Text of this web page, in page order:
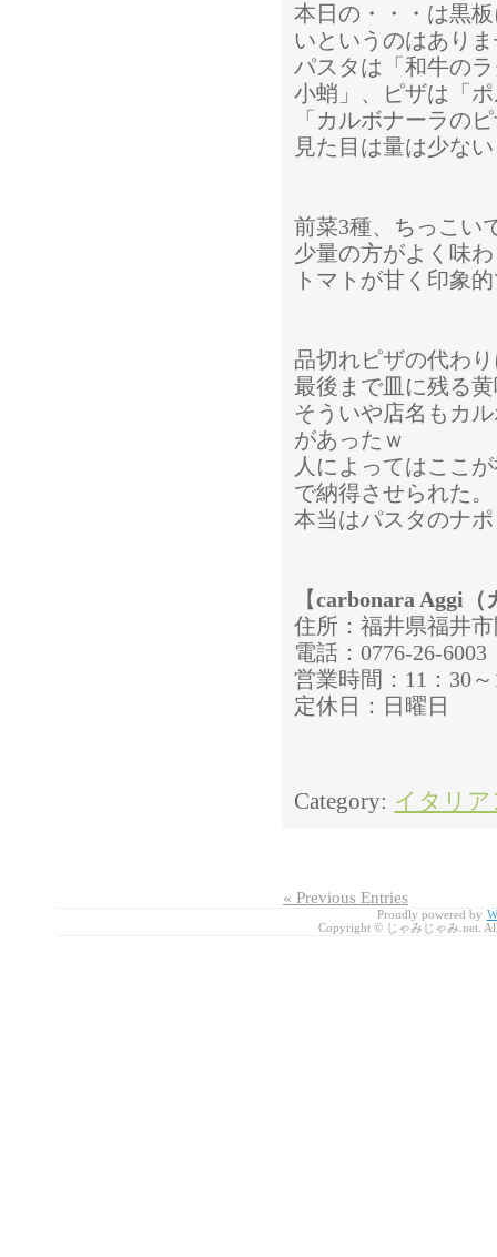
本日の・・・は黒
いというのはあり
パスタは「和牛の
小蛸」、ピザは「
「カルボナーラの
見た目は量は少な
前菜3種、ちっこい
少量の方がよく味
トマトが甘く印象
品切れピザの代わ
最後まで皿に残る
そういや店名もカ
があったｗ
人によってはここ
で納得させられた。
本当はパスタのナ
【carbonara Aggi（
住所：福井県福井
電話：0776-26-6003
営業時間：11：30
定休日：日曜日
Category: イタリ
« Previous Entries
Proudly powered by
Copyright © じゃみじゃみ.net.